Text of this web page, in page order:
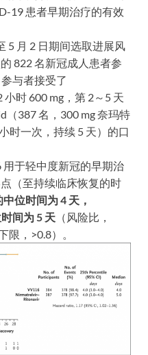
19 患者早期治疗的有效
5 月 2 日期间选取进展风
822 名新冠成人患者参
与者接受了
时 600 mg，第 2～5 天
（387 名，300 mg 奈玛特
时一次，持续 5 天）的口
于轻中度新冠的早期治
（至持续临床恢复的时
位时间为 4 天，
间为 5 天 （风险比，
限，>0.8）。